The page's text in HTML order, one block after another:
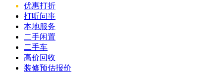
优惠打折
打听问事
本地服务
二手闲置
二手车
高价回收
装修预估报价